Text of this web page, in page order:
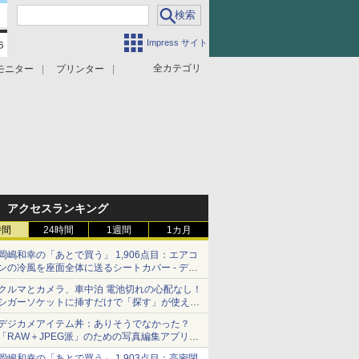
Impress サイト
全カテゴリ
ニター プリンター
アクセスランキング
24時間 1週間 1カ月
嶋和幸の「あとで買う」 1,906点目：エアコ
の冷風を座面全体に送るシートカバー - デジ
メ Watch
ルマとカメラ、車中泊 電池切れの心配なし！
ガーソケットに挿すだけで「探す」が使える
マートタグ - デジカメ Watch
ジカメアイテム丼：ありそうでなかった？
RAW＋JPEG派」のための写真編集アプリ
メラデフォルトのJPEGを大切にする